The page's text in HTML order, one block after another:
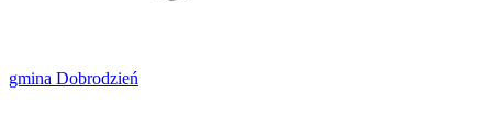
gmina Dobrodzień